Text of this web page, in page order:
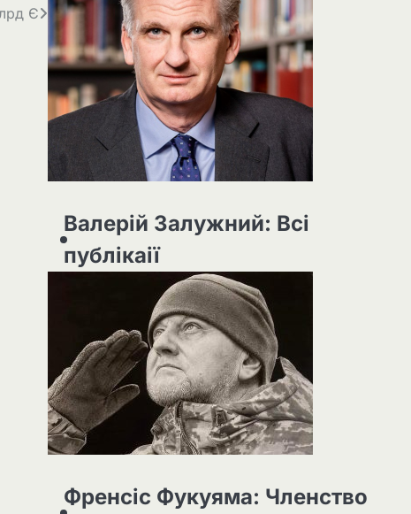
Є
Валерій Залужний: Всі
публікаії
Френсіс Фукуяма: Членство